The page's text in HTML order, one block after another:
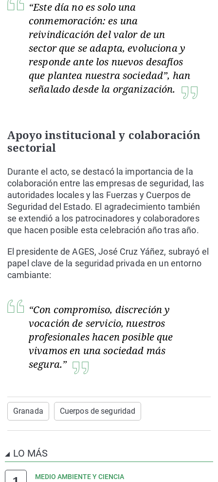
“Este día no es solo una
conmemoración: es una
reivindicación del valor de un
sector que se adapta, evoluciona y
responde ante los nuevos desafíos
que plantea nuestra sociedad”, han
señalado desde la organización.
Apoyo institucional y colaboración
sectorial
Durante el acto, se destacó la importancia de la
colaboración entre las empresas de seguridad, las
autoridades locales y las Fuerzas y Cuerpos de
Seguridad del Estado. El agradecimiento también
se extendió a los patrocinadores y colaboradores
que hacen posible esta celebración año tras año.
El presidente de AGES, José Cruz Yáñez, subrayó el
papel clave de la seguridad privada en un entorno
cambiante:
“Con compromiso, discreción y
vocación de servicio, nuestros
profesionales hacen posible que
vivamos en una sociedad más
segura.”
Granada Cuerpos de seguridad
LO MÁS
MEDIO AMBIENTE Y CIENCIA